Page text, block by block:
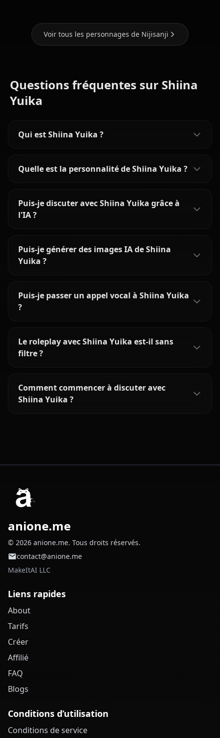
Voir tous les personnages de Nijisanji
Questions fréquentes sur Shiina
Yuika
Qui est Shiina Yuika ?
Quelle est la personnalité de Shiina Yuika ?
Puis-je discuter avec Shiina Yuika grâce à
l'IA ?
Puis-je générer des images IA de Shiina
Yuika ?
Puis-je passer un appel vocal à Shiina Yuika
?
Le roleplay avec Shiina Yuika est-il sans
filtre ?
Comment commencer à discuter avec
Shiina Yuika ?
anione.me
© 2026 anione.me. Tous droits réservés.
contact@anione.me
MakeItAI LLC
Liens rapides
About
Tarifs
Créer
Affilié
FAQ
Blogs
Conditions d’utilisation
Conditions de service